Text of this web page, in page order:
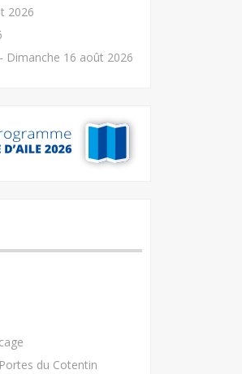
2026
Dimanche 16 août 2026
du Cotentin